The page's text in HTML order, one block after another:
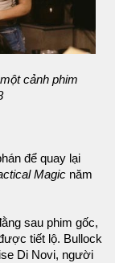
cảnh phim
để quay lại
Magic năm
sau phim gốc,
tiết lộ. Bullock
Di Novi, người